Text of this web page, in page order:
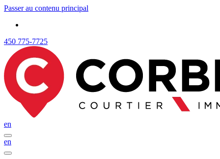
Passer au contenu principal
450 775-7725
en
en